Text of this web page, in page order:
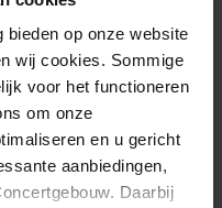
bieden op onze website
wij cookies. Sommige
voor het functioneren
om onze
en u gericht
aanbiedingen,
Daarbij
het concert bestellen, dat
Ben je jonger dan 30
4 uur van tevoren via de
informatie over
€ 5 per bestelling. Wilt
naar